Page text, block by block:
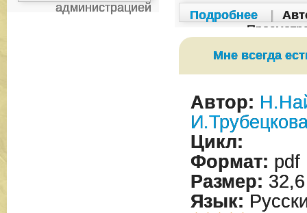
администрацией
Подробнее
Мне всегда
Автор:
Цикл:
Формат: pdf
Размер:
Язык: